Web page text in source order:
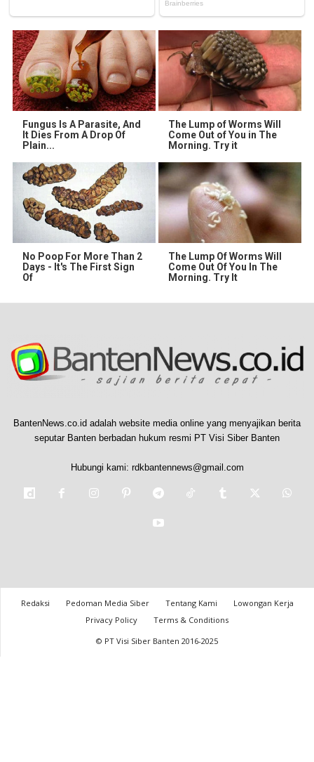
Fungus Is A Parasite, And
It Dies From A Drop Of
Plain...
The Lump of Worms Will
Come Out of You in The
Morning. Try it
No Poop For More Than 2
Days - It's The First Sign
Of
The Lump Of Worms Will
Come Out Of You In The
Morning. Try It
BantenNews.co.id adalah website media online yang menyajikan berita
seputar Banten berbadan hukum resmi PT Visi Siber Banten
Hubungi kami: rdkbantennews@gmail.com
Redaksi Pedoman Media Siber Tentang Kami
Lowongan Kerja
Privacy Policy
Terms & Conditions
© PT Visi Siber Banten 2016-2025